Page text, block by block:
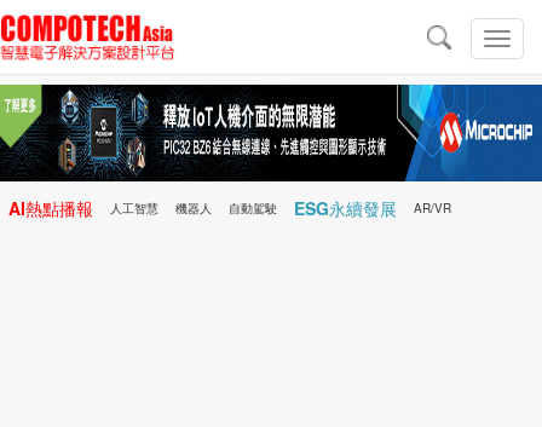
切
換
導
導
航
AI熱點播報 人工智慧 機器人 自動駕駛 ESG永續發展 AR/VR